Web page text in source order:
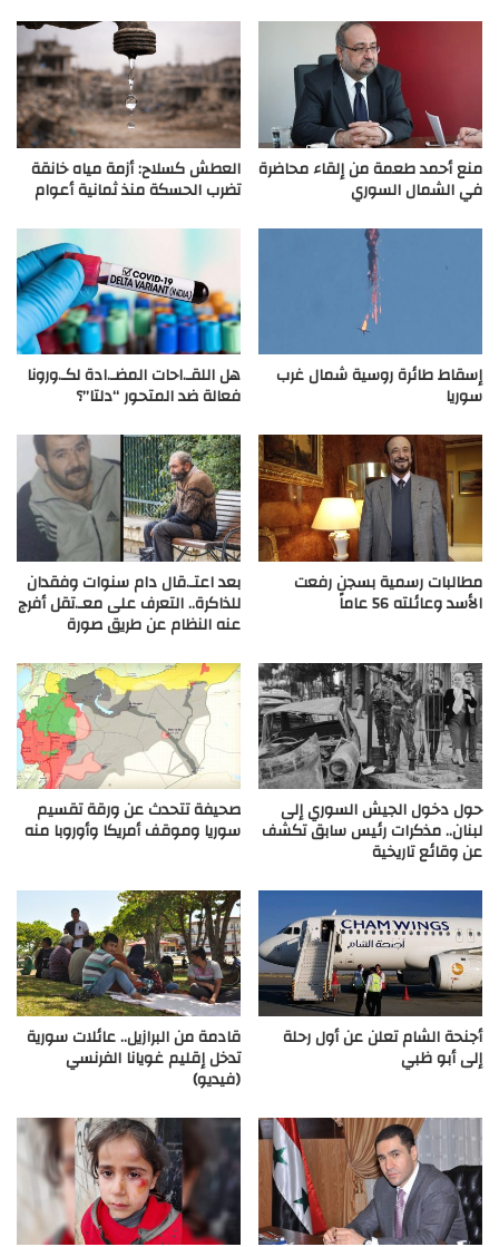
منع أحمد طعمة من إلقاء محاضرة
في الشمال السوري
العطش كسلاح: أزمة مياه خانقة
تضرب الحسكة منذ ثمانية أعوام
إسقاط طائرة روسية شمال غرب
سوريا
هل اللقـ.احات المضـ.ادة لكـ.ورونا
فعالة ضد المتحور “دلتا”؟
مطالبات رسمية بسجن رفعت
الأسد وعائلته 56 عاماً
بعد اعتـ.قال دام سنوات وفقدان
للذاكرة.. التعرف على معـ.تقل أفرج
عنه النظام عن طريق صورة
حول دخول الجيش السوري إلى
لبنان.. مذكرات رئيس سابق تكشف
عن وقائع تاريخية
صحيفة تتحدث عن ورقة تقسيم
سوريا وموقف أمريكا وأوروبا منه
أجنحة الشام تعلن عن أول رحلة
إلى أبو ظبي
قادمة من البرازيل.. عائلات سورية
تدخل إقليم غويانا الفرنسي
(فيديو)